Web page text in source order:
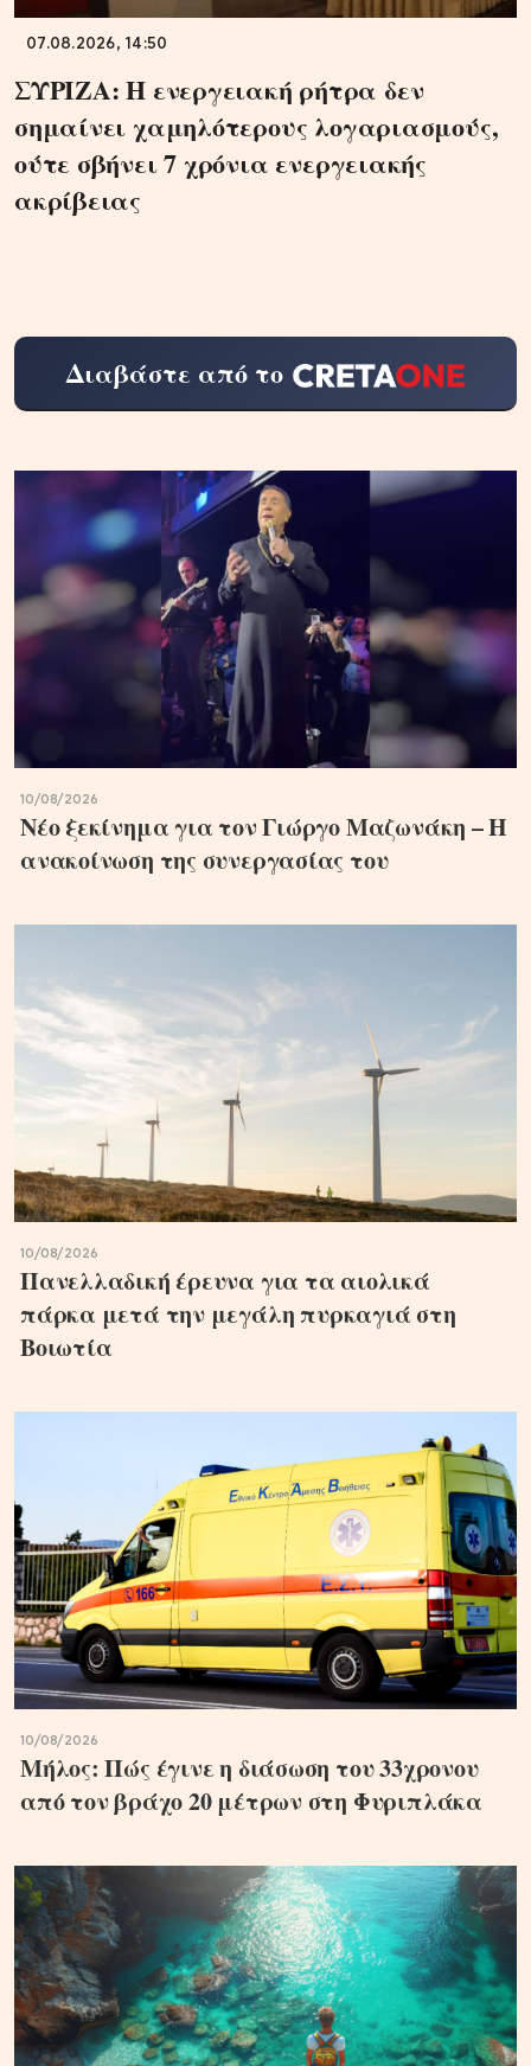
07.08.2026, 14:50
ΣΥΡΙΖΑ: Η ενεργειακή ρήτρα δεν
σημαίνει χαμηλότερους λογαριασμούς,
ούτε σβήνει 7 χρόνια ενεργειακής
ακρίβειας
Διαβάστε από το
10/08/2026
Νέο ξεκίνημα για τον Γιώργο Μαζωνάκη – Η
ανακοίνωση της συνεργασίας του
10/08/2026
Πανελλαδική έρευνα για τα αιολικά
πάρκα μετά την μεγάλη πυρκαγιά στη
Βοιωτία
10/08/2026
Μήλος: Πώς έγινε η διάσωση του 33χρονου
από τον βράχο 20 μέτρων στη Φυριπλάκα